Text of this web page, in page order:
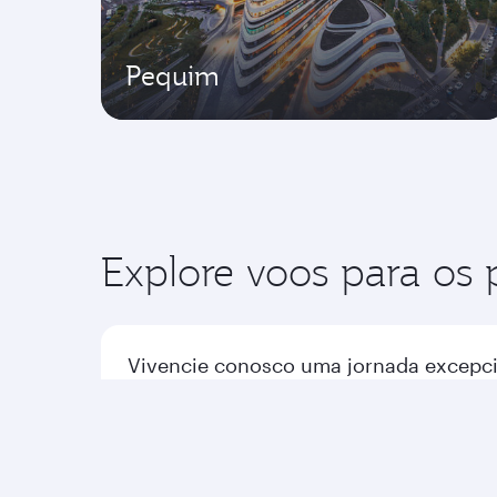
Pequim
Explore voos para os
Vivencie conosco uma jornada